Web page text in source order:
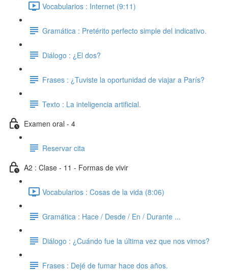
Vocabularios : Internet (9:11)
Gramática : Pretérito perfecto simple del indicativo.
Diálogo : ¿El dos?
Frases : ¿Tuviste la oportunidad de viajar a París?
Texto : La inteligencia artificial.
Examen oral - 4
Reservar cita
A2 : Clase - 11 - Formas de vivir
Vocabularios : Cosas de la vida (8:06)
Gramática : Hace / Desde / En / Durante ...
Diálogo : ¿Cuándo fue la última vez que nos vimos?
Frases : Dejé de fumar hace dos años.